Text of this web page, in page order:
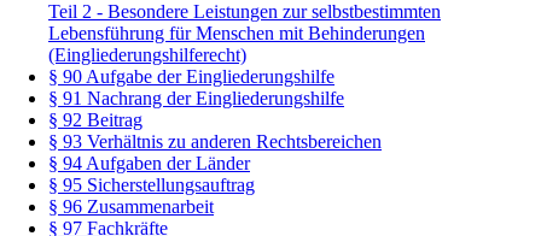
Teil 2 - Besondere Leistungen zur selbstbestimmten
Lebensführung für Menschen mit Behinderungen
(Eingliederungshilferecht)
§ 90 Aufgabe der Eingliederungshilfe
§ 91 Nachrang der Eingliederungshilfe
§ 92 Beitrag
§ 93 Verhältnis zu anderen Rechtsbereichen
§ 94 Aufgaben der Länder
§ 95 Sicherstellungsauftrag
§ 96 Zusammenarbeit
§ 97 Fachkräfte